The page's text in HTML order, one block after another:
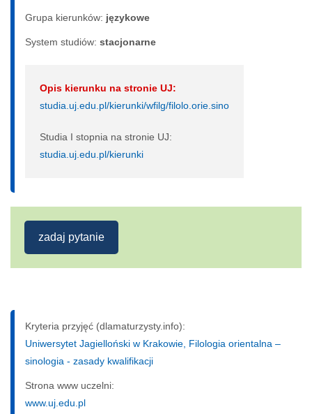
Grupa kierunków: językowe
System studiów: sta­cjo­nar­ne
Opis kierunku na stronie UJ:
studia.uj.edu.pl/kierunki/wfilg/filolo.orie.sino
Studia I stopnia na stronie UJ:
studia.uj.edu.pl/kierunki
zadaj pytanie
Kryteria przyjęć (dlamaturzysty.info):
Uniwersytet Jagielloński w Krakowie, Filologia orientalna –
sinologia - zasady kwalifikacji
Strona www uczelni:
www.uj.edu.pl